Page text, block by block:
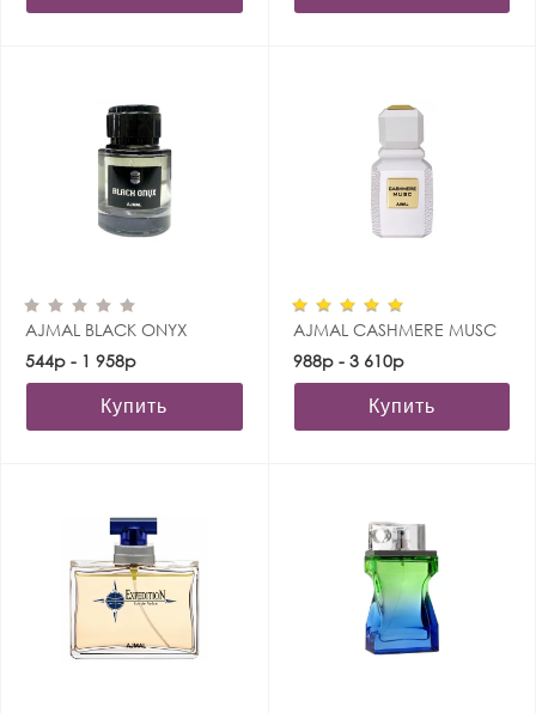
AJMAL BLACK ONYX
544р - 1 958р
Купить
AJMAL CASHMERE MUSC
988р - 3 610р
Купить